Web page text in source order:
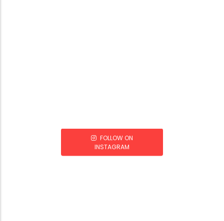
FOLLOW ON
INSTAGRAM